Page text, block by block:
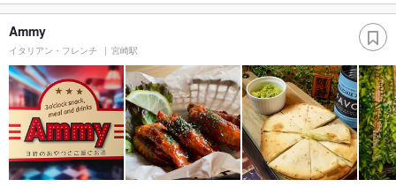
Ammy
イタリアン・フレンチ 宮崎駅